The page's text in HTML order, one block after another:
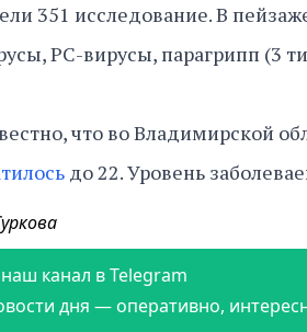
351 исследование. В
РС-вирусы, парагрипп (3
что во Владимирской
до 22. Уровень
канал в Telegram
дня — оперативно,